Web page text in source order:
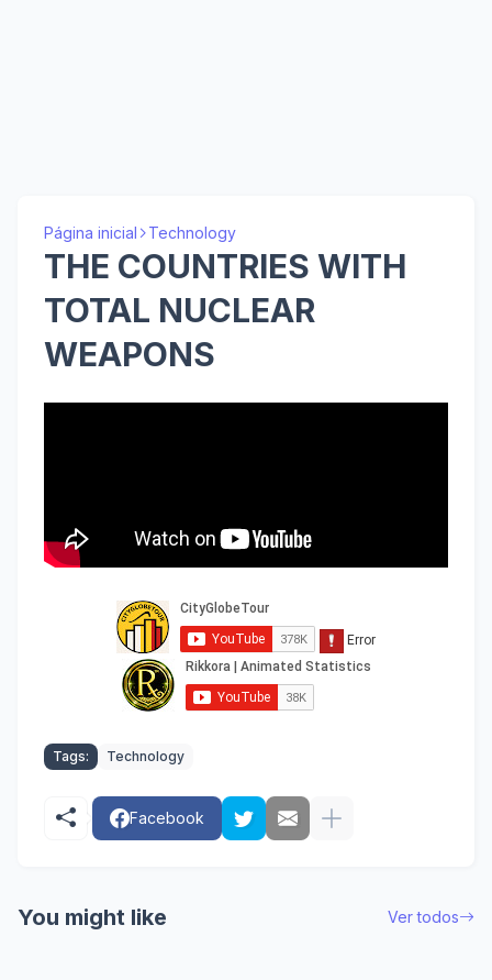
Página inicial Technology
THE COUNTRIES WITH
TOTAL NUCLEAR
WEAPONS
Tags: Technology
Facebook
You might like Ver todos